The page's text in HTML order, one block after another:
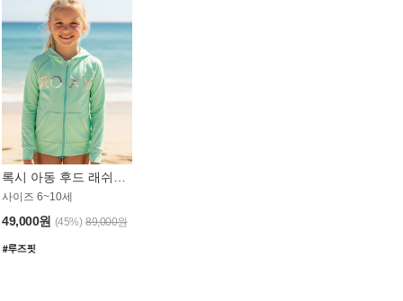
록시 아동 후드 래쉬가드 GT764MRX
사이즈 6~10세
49,000원 (45%) 89,000원